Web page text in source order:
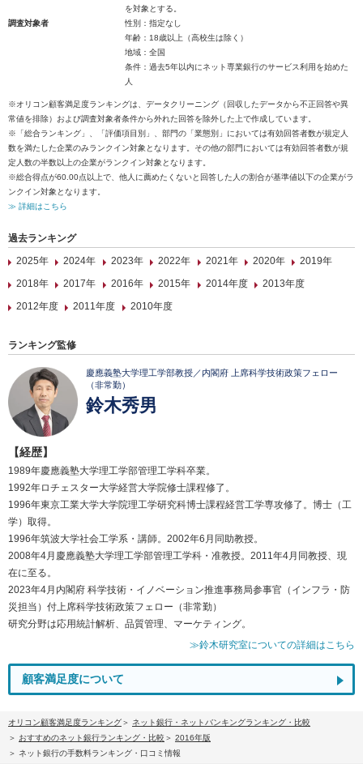
を対象とする。
調査対象者
性別：指定なし
年齢：18歳以上（高校生は除く）
地域：全国
条件：過去5年以内にネット専業銀行のサービス利用を始めた
人
※オリコン顧客満足度ランキングは、データクリーニング（回収したデータから不正回答や異
常値を排除）および調査対象者条件から外れた回答を除外した上で作成しています。
※「総合ランキング」、「評価項目別」、部門の「業態別」においては有効回答者数が規定人
数を満たした企業のみランクイン対象となります。その他の部門においては有効回答者数が規
定人数の半数以上の企業がランクイン対象となります。
※総合得点が60.00点以上で、他人に薦めたくないと回答した人の割合が基準値以下の企業がラ
ンクイン対象となります。
≫ 詳細はこちら
過去ランキング
2025年
2024年 2023年 2022年 2021年 2020年
2019年
2018年
2017年 2016年 2015年 2014年度
2013年度
2012年度
2011年度 2010年度
ランキング監修
慶應義塾大学理工学部教授／内閣府 上席科学技術政策フェロー
（非常勤）
鈴木秀男
【経歴】
1989年慶應義塾大学理工学部管理工学科卒業。
1992年ロチェスター大学経営大学院修士課程修了。
1996年東京工業大学大学院理工学研究科博士課程経営工学専攻修了。博士（工
学）取得。
1996年筑波大学社会工学系・講師。2002年6月同助教授。
2008年4月慶應義塾大学理工学部管理工学科・准教授。2011年4月同教授、現
在に至る。
2023年4月内閣府 科学技術・イノベーション推進事務局参事官（インフラ・防
災担当）付上席科学技術政策フェロー（非常勤）
研究分野は応用統計解析、品質管理、マーケティング。
≫鈴木研究室についての詳細はこちら
顧客満足度について
オリコン顧客満足度ランキング
ネット銀行・ネットバンキングランキング・比較
おすすめのネット銀行ランキング・比較
2016年版
ネット銀行の手数料ランキング・口コミ情報